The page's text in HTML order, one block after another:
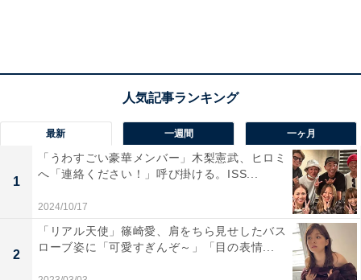
最新 一週間 一ヶ月
1
「うわすごい豪華メンバー」木梨憲武、ヒロミ
へ「連絡ください！」呼び掛ける。ISS...
2024/10/17
2
「リアル天使」篠崎愛、肩をちら見せしたバス
ローブ姿に「可愛すぎんぞ～」「目の表情...